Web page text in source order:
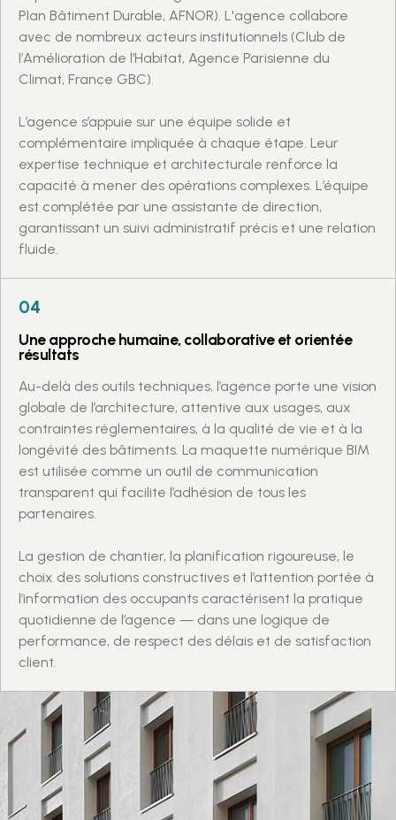
Plan Bâtiment Durable, AFNOR). L'agence collabore
avec de nombreux acteurs institutionnels (Club de
l’Amélioration de l’Habitat, Agence Parisienne du
Climat, France GBC).
L’agence s’appuie sur une équipe solide et
complémentaire impliquée à chaque étape. Leur
expertise technique et architecturale renforce la
capacité à mener des opérations complexes. L’équipe
est complétée par une assistante de direction,
garantissant un suivi administratif précis et une relation
fluide.
04
Une approche humaine, collaborative et orientée
résultats
Au-delà des outils techniques, l’agence porte une vision
globale de l’architecture, attentive aux usages, aux
contraintes réglementaires, à la qualité de vie et à la
longévité des bâtiments. La maquette numérique BIM
est utilisée comme un outil de communication
transparent qui facilite l’adhésion de tous les
partenaires.
La gestion de chantier, la planification rigoureuse, le
choix des solutions constructives et l’attention portée à
l’information des occupants caractérisent la pratique
quotidienne de l’agence — dans une logique de
performance, de respect des délais et de satisfaction
client.